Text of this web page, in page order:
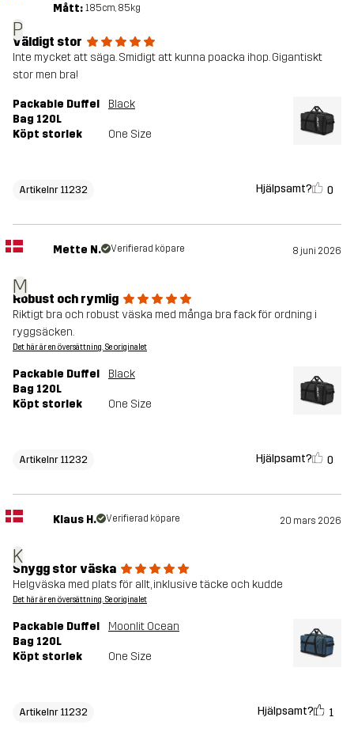
P
Mått: 185cm, 85kg
Väldigt stor
Inte mycket att säga. Smidigt att kunna poacka ihop. Gigantiskt
stor men bra!
Packable Duffel
Bag 120L
Black
Köpt storlek One Size
Artikelnr 11232 Hjälpsamt? 0
M
Mette N. Verifierad köpare 8 juni 2026
Robust och rymlig
Riktigt bra och robust väska med många bra fack för ordning i
ryggsäcken.
Det här är en översättning. Se originalet
Packable Duffel
Bag 120L
Black
Köpt storlek One Size
Artikelnr 11232 Hjälpsamt? 0
K
Klaus H. Verifierad köpare 20 mars 2026
Snygg stor väska
Helgväska med plats för allt, inklusive täcke och kudde
Det här är en översättning. Se originalet
Packable Duffel
Bag 120L
Moonlit Ocean
Köpt storlek One Size
Artikelnr 11232 Hjälpsamt? 1